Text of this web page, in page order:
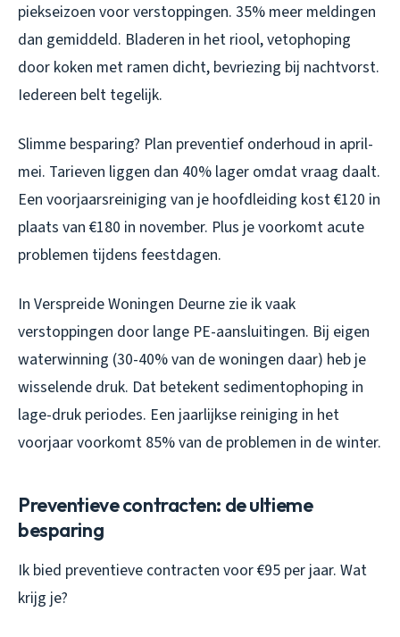
piekseizoen voor verstoppingen. 35% meer meldingen
dan gemiddeld. Bladeren in het riool, vetophoping
door koken met ramen dicht, bevriezing bij nachtvorst.
Iedereen belt tegelijk.
Slimme besparing? Plan preventief onderhoud in april-
mei. Tarieven liggen dan 40% lager omdat vraag daalt.
Een voorjaarsreiniging van je hoofdleiding kost €120 in
plaats van €180 in november. Plus je voorkomt acute
problemen tijdens feestdagen.
In Verspreide Woningen Deurne zie ik vaak
verstoppingen door lange PE-aansluitingen. Bij eigen
waterwinning (30-40% van de woningen daar) heb je
wisselende druk. Dat betekent sedimentophoping in
lage-druk periodes. Een jaarlijkse reiniging in het
voorjaar voorkomt 85% van de problemen in de winter.
Preventieve contracten: de ultieme
besparing
Ik bied preventieve contracten voor €95 per jaar. Wat
krijg je?